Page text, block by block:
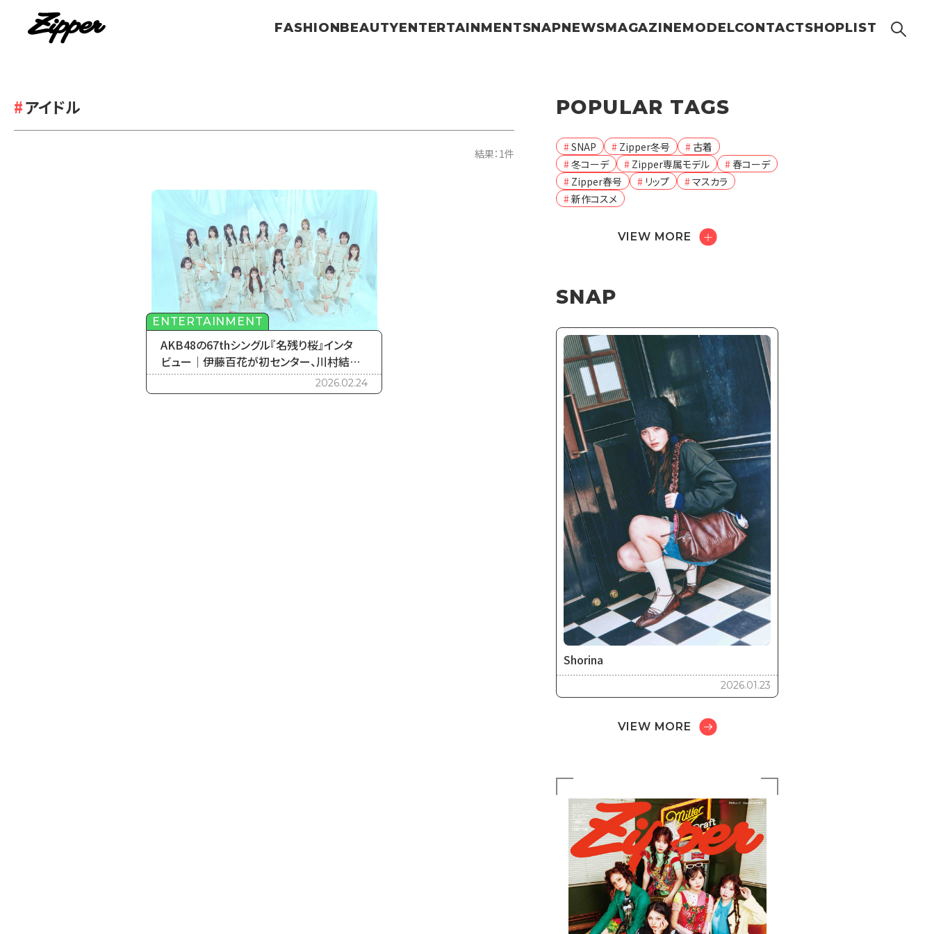
FASHIONBEAUTYENTERTAINMENTSNAPNEWSMAGAZINEMODELCONTACTSHOPLIST
アイドル
結果：1件
ENTERTAINMENT
AKB48の67thシングル『名残り桜』インタ
ビュー｜伊藤百花が初センター、川村結衣
が初選抜で迎える新しい春
2026.02.24
POPULAR TAGS
SNAP Zipper冬号
古着
冬コーデ
Zipper専属モデル
春コーデ
Zipper春号
リップ
マスカラ
新作コスメ
VIEW MORE
SNAP
Shorina
2026.01.23
VIEW MORE